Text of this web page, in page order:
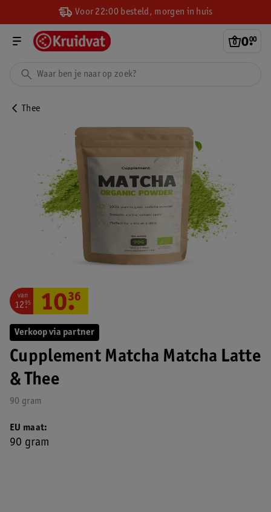
Voor 22:00 besteld, morgen in huis
0.
00
Thee
Verkoop via partner
Cupplement Matcha Matcha Latte
& Thee
90 gram
van
12.
95 10.
36
EU maat
90 gram